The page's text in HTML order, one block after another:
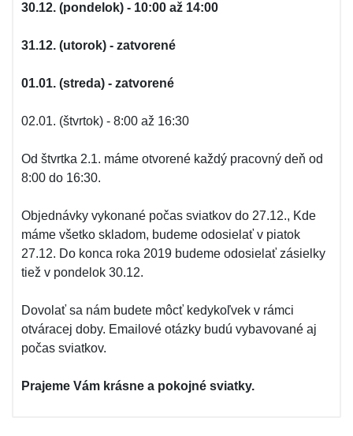
30.12. (pondelok) - 10:00 až 14:00
31.12. (utorok) - zatvorené
01.01. (streda) - zatvorené
02.01. (štvrtok) - 8:00 až 16:30
Od štvrtka 2.1. máme otvorené každý pracovný deň od
8:00 do 16:30.
Objednávky vykonané počas sviatkov do 27.12., Kde
máme všetko skladom, budeme odosielať v piatok
27.12. Do konca roka 2019 budeme odosielať zásielky
tiež v pondelok 30.12.
Dovolať sa nám budete môcť kedykoľvek v rámci
otváracej doby. Emailové otázky budú vybavované aj
počas sviatkov.
Prajeme Vám krásne a pokojné sviatky.